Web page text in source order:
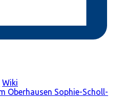
Wiki
Sophie-Scholl-